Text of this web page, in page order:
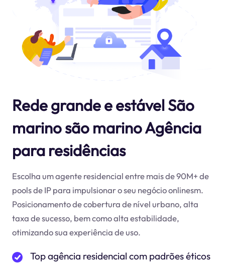
Rede grande e estável São
marino são marino Agência
para residências
Escolha um agente residencial entre mais de 90M+ de
pools de IP para impulsionar o seu negócio onlinesm.
Posicionamento de cobertura de nível urbano, alta
taxa de sucesso, bem como alta estabilidade,
otimizando sua experiência de uso.
Top agência residencial com padrões éticos